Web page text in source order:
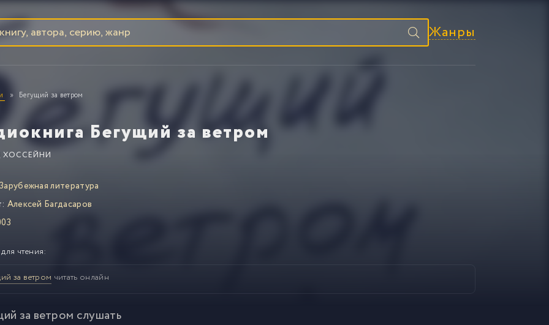
Жанры
Бегущий за ветром
Бегущий за ветром
ХОССЕЙНИ
Зарубежная литература
Алексей Багдасаров
чтения:
за ветром читать онлайн
за ветром слушать